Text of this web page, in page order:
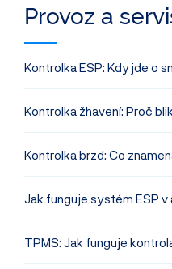
Provoz a
Kontrolka ESP: Kdy jde o
Kontrolka žhavení: Proč
Kontrolka brzd: Co
Jak funguje systém ESP v
TPMS: Jak funguje